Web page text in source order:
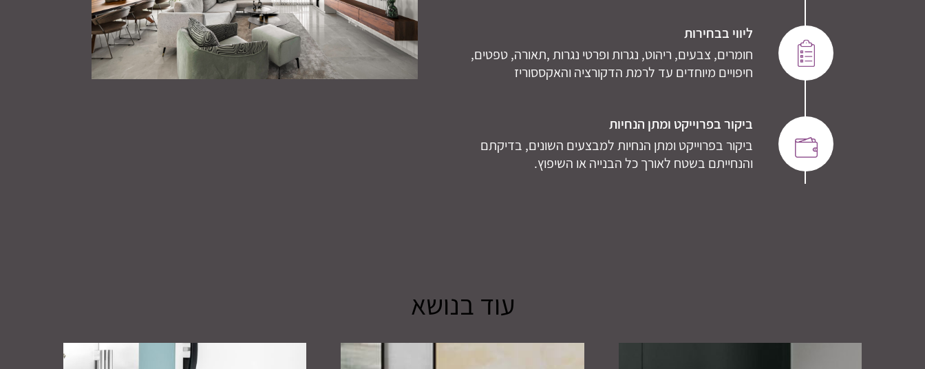
ליווי בבחירות
חומרים, צבעים, ריהוט, נגרות ופרטי נגרות ,תאורה, טפטים,
חיפויים מיוחדים עד לרמת הדקורציה והאקססוריז
ביקור בפרוייקט ומתן הנחיות
ביקור בפרוייקט ומתן הנחיות למבצעים השונים, בדיקתם
והנחייתם בשטח לאורך כל הבנייה או השיפוץ.
עוד בנושא